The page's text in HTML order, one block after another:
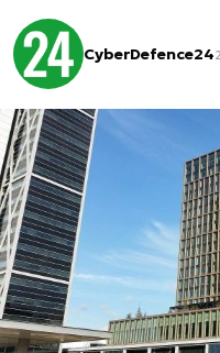
CyberDefence24